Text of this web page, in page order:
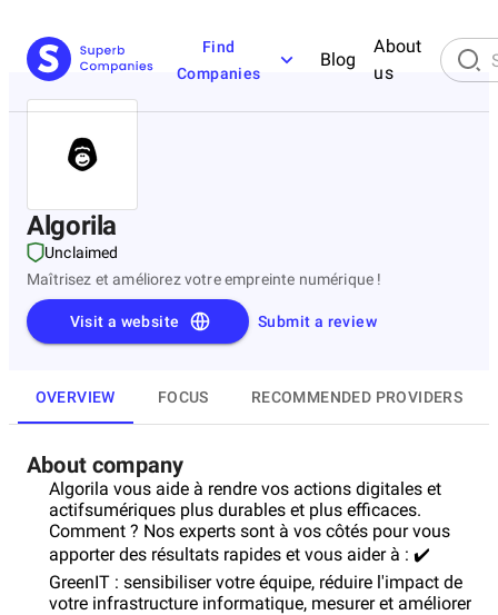
Find
Companies
Blog
About
us
Algorila
Unclaimed
Maîtrisez et améliorez votre empreinte numérique !
Submit a review
Visit a website
OVERVIEW FOCUS RECOMMENDED PROVIDERS
About company
Algorila vous aide à rendre vos actions digitales et
actifsumériques plus durables et plus efficaces.
Comment ? Nos experts sont à vos côtés pour vous
apporter des résultats rapides et vous aider à : ✔️
GreenIT : sensibiliser votre équipe, réduire l'impact de
votre infrastructure informatique, mesurer et améliorer